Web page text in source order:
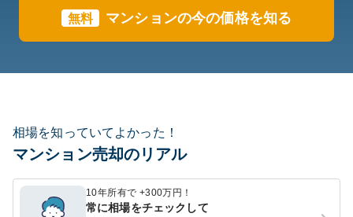
無料 マンションの今の価格を知る
相場を知っていてよかった！
マンション売却のリアル
10年所有で +300万円！
常に相場をチェックして